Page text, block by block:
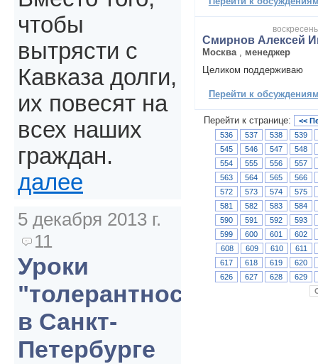
Смирнов Алексей
Москва
менеджер
Целиком поддерживаю
Перейти к
Перейти к странице:
<<
536
537 538
539
545
546 547
548
554
555 556
557
563
564 565
566
572
573 574
575
581
582 583
584
590
591 592
593
599
600 601
602
608
609 610
611
617
618 619
620
626
627 628
629
чтобы
вытрясти с
Кавказа долги,
их повесят на
всех наших
граждан.
далее
5 декабря 2013 г.
11
Уроки
"толерантности"
в Санкт-
Петербурге